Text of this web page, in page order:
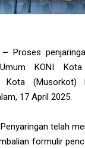
– Proses
KONI
Kota
17 April 2025.
telah
formulir